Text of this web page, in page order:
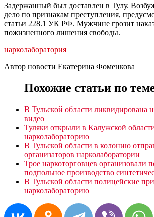
Задержанный был доставлен в Тулу.
дело по признакам преступления,
статьи 228.1 УК РФ. Мужчине грозит
пожизненного лишения свободы.
нарколаборатория
Автор новости Екатерина Фоменкова
Похожие статьи по
В Тульской области ликвидирована
видео
Туляки открыли в Калужской
нарколабораторию
В Тульской области в колонию
организаторов нарколаборатории
Трое наркоторговцев организовали
подпольное производство
В Тульской области полицейские
нарколабораторию